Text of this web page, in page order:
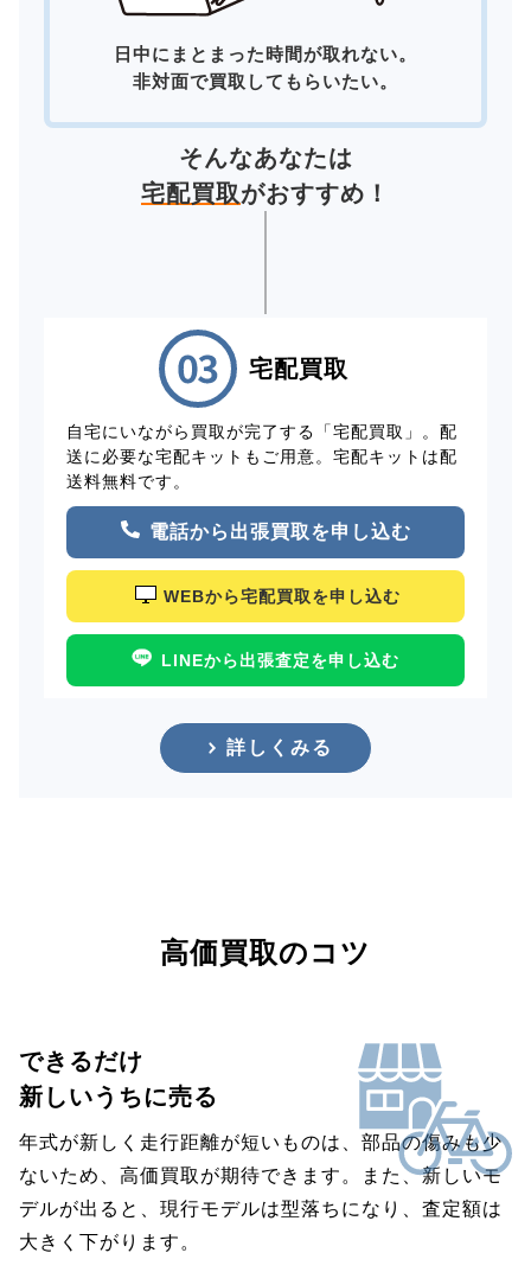
日中にまとまった時間が取れない。
非対面で買取してもらいたい。
そんなあなたは
宅配買取がおすすめ！
宅配買取
自宅にいながら買取が完了する「宅配買取」。配
送に必要な宅配キットもご用意。宅配キットは配
送料無料です。
電話から出張買取を申し込む
WEBから宅配買取を申し込む
LINEから出張査定を申し込む
詳しくみる
高価買取のコツ
できるだけ
新しいうちに売る
年式が新しく走行距離が短いものは、部品の傷みも少
ないため、高価買取が期待できます。また、新しいモ
デルが出ると、現行モデルは型落ちになり、査定額は
大きく下がります。